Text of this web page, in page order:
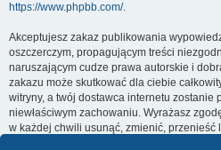
https://www.phpbb.com/.
Akceptujesz zakaz publikowania
oszczerczym, propagującym treści
naruszającym cudze prawa autorskie i
zakazu może skutkować dla ciebie
witryny, a twój dostawca internetu zostanie
niewłaściwym zachowaniu. Wyrażasz
w każdej chwili usunąć, zmienić, przenieść
post. Wyrażasz zgodę na zapisywanie